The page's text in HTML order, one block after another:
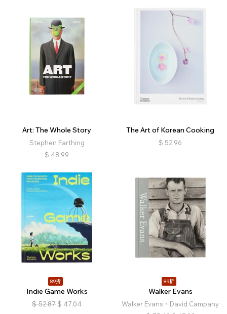
Art: The Whole Story
Stephen Farthing
$ 48.99
The Art of Korean Cooking
$ 52.96
89折
Indie Game Works
$ 52.87 $ 47.04
89折
Walker Evans
Walker Evans、David Campany